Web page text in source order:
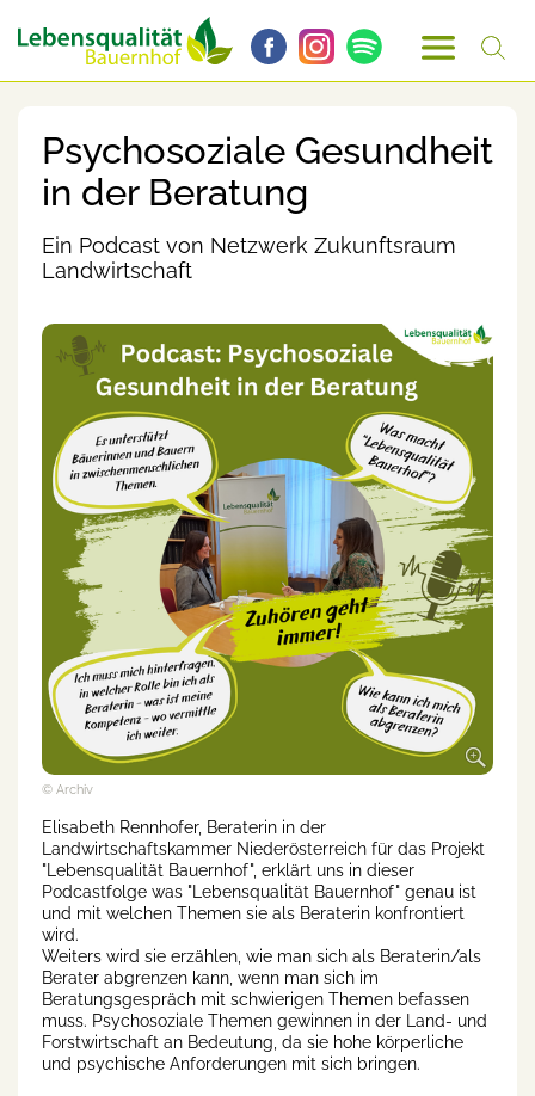
Psychosoziale Gesundheit
in der Beratung
Ein Podcast von Netzwerk Zukunftsraum
Landwirtschaft
© Archiv
Elisabeth Rennhofer, Beraterin in der
Landwirtschaftskammer Niederösterreich für das Projekt
"Lebensqualität Bauernhof", erklärt uns in dieser
Podcastfolge was "Lebensqualität Bauernhof" genau ist
und mit welchen Themen sie als Beraterin konfrontiert
wird.
Weiters wird sie erzählen, wie man sich als Beraterin/als
Berater abgrenzen kann, wenn man sich im
Beratungsgespräch mit schwierigen Themen befassen
muss. Psychosoziale Themen gewinnen in der Land- und
Forstwirtschaft an Bedeutung, da sie hohe körperliche
und psychische Anforderungen mit sich bringen.